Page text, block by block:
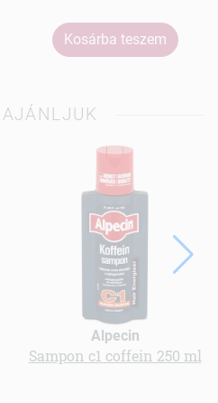
Kosárba teszem
Alpecin
Sampon c1 coffein 250 ml